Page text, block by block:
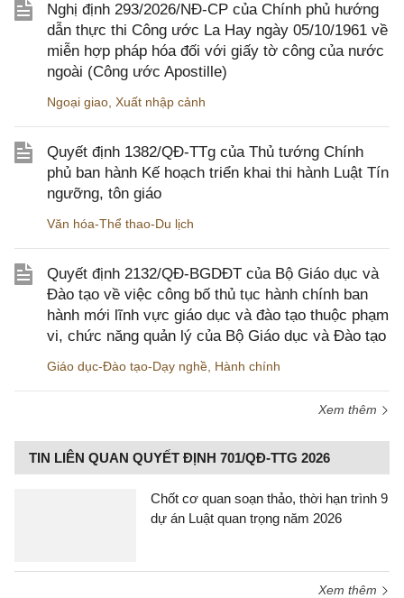
Nghị định 293/2026/NĐ-CP của Chính phủ hướng
dẫn thực thi Công ước La Hay ngày 05/10/1961 về
miễn hợp pháp hóa đối với giấy tờ công của nước
ngoài (Công ước Apostille)
Ngoại giao Xuất nhập cảnh
Quyết định 1382/QĐ-TTg của Thủ tướng Chính
phủ ban hành Kế hoạch triển khai thi hành Luật Tín
ngưỡng, tôn giáo
Văn hóa-Thể thao-Du lịch
Quyết định 2132/QĐ-BGDĐT của Bộ Giáo dục và
Đào tạo về việc công bố thủ tục hành chính ban
hành mới lĩnh vực giáo dục và đào tạo thuộc phạm
vi, chức năng quản lý của Bộ Giáo dục và Đào tạo
Giáo dục-Đào tạo-Dạy nghề Hành chính
Xem thêm
TIN LIÊN QUAN QUYẾT ĐỊNH 701/QĐ-TTG 2026
Chốt cơ quan soạn thảo, thời hạn trình 9
dự án Luật quan trọng năm 2026
Xem thêm